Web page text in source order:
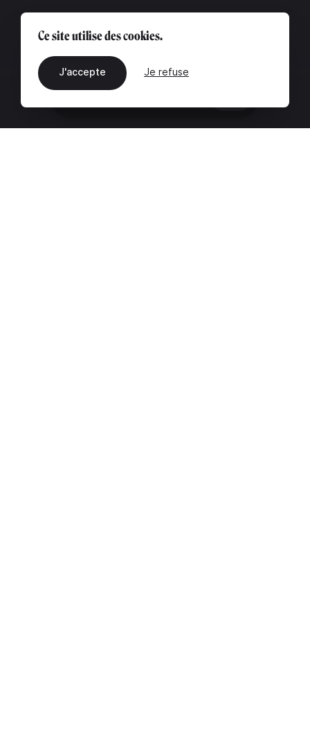
Ce site utilise des cookies.
J'accepte Je refuse